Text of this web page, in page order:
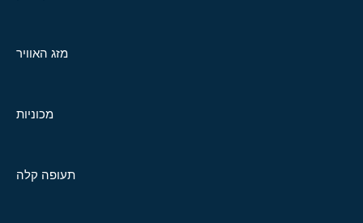
מזג האוויר
מכוניות
תעופה קלה